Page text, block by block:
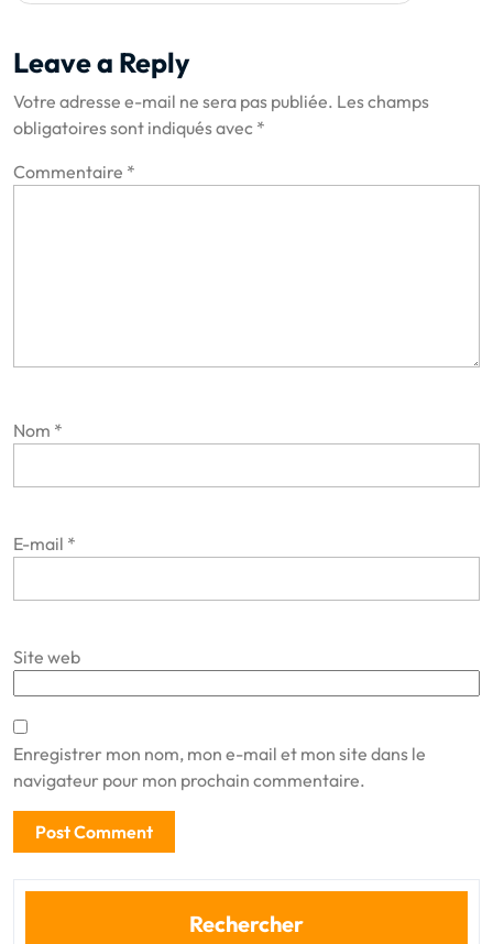
Leave a Reply
Votre adresse e-mail ne sera pas publiée. Les champs
obligatoires sont indiqués avec *
Commentaire *
Nom *
E-mail *
Site web
Enregistrer mon nom, mon e-mail et mon site dans le
navigateur pour mon prochain commentaire.
Rechercher